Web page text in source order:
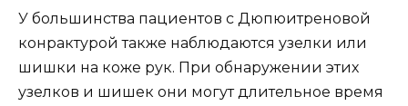
У большинства пациентов с Дюпюитреновой
конрактурой также наблюдаются узелки или
шишки на коже рук. При обнаружении этих
узелков и шишек они могут длительное время